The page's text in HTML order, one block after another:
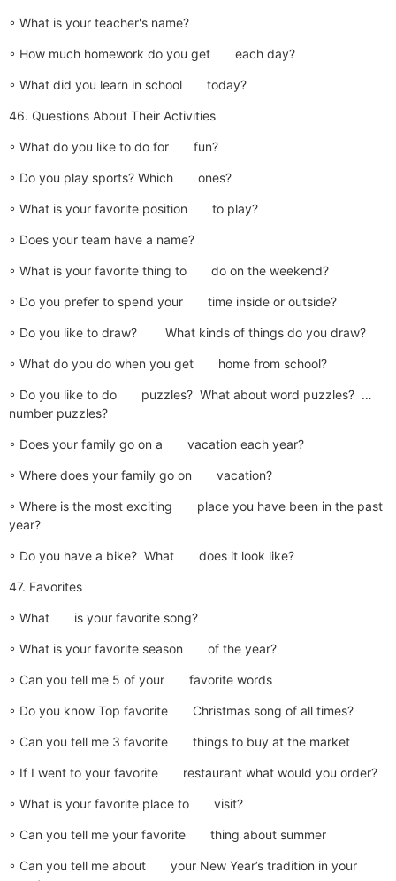
◦ What is your teacher's name?
◦ How much homework do you get each day?
◦ What did you learn in school today?
46. Questions About Their Activities
◦ What do you like to do for fun?
◦ Do you play sports? Which ones?
◦ What is your favorite position to play?
◦ Does your team have a name?
◦ What is your favorite thing to do on the weekend?
◦ Do you prefer to spend your time inside or outside?
◦ Do you like to draw? What kinds of things do you draw?
◦ What do you do when you get home from school?
◦ Do you like to do puzzles? What about word puzzles? …
number puzzles?
◦ Does your family go on a vacation each year?
◦ Where does your family go on vacation?
◦ Where is the most exciting place you have been in the past
year?
◦ Do you have a bike? What does it look like?
47. Favorites
◦ What is your favorite song?
◦ What is your favorite season of the year?
◦ Can you tell me 5 of your favorite words
◦ Do you know Top favorite Christmas song of all times?
◦ Can you tell me 3 favorite things to buy at the market
◦ If I went to your favorite restaurant what would you order?
◦ What is your favorite place to visit?
◦ Can you tell me your favorite thing about summer
◦ Can you tell me about your New Year’s tradition in your